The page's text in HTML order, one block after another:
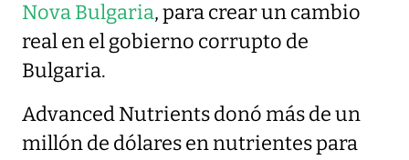
Nova Bulgaria, para crear un cambio
real en el gobierno corrupto de
Bulgaria.
Advanced Nutrients donó más de un
millón de dólares en nutrientes para